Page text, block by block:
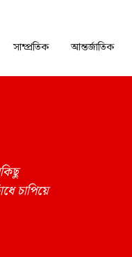
সাম্প্রতিক আন্তর্জাতিক
চাপিয়ে